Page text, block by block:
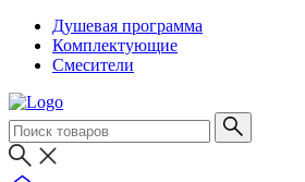
Душевая программа
Комплектующие
Смесители